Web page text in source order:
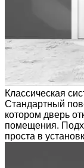
Классическая
Стандартный
котором дверь
помещения.
проста в